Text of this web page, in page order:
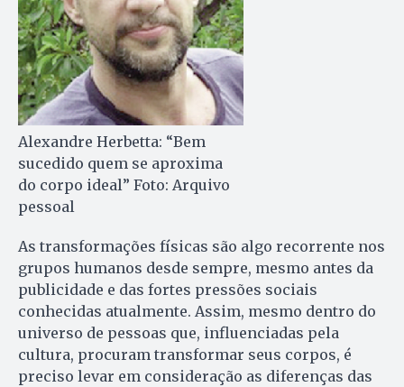
Alexandre Herbetta: “Bem
sucedido quem se aproxima
do corpo ideal” Foto: Arquivo
pessoal
As transformações físicas são algo recorrente nos
grupos humanos desde sempre, mesmo antes da
publicidade e das fortes pressões sociais
conhecidas atualmente. Assim, mesmo dentro do
universo de pessoas que, influenciadas pela
cultura, procuram transformar seus corpos, é
preciso levar em consideração as diferenças das